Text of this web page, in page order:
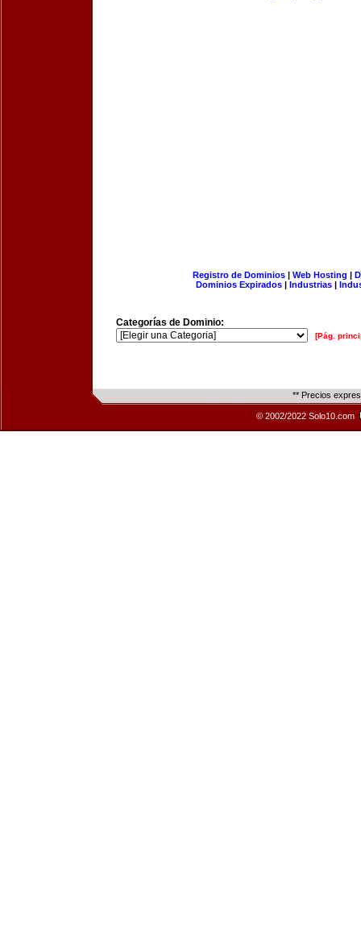
Registro de Dominios| Web Hosting |
Dominios Expirados | Industrias |
Categorías de Dominio:
[Pág.
** Precios
© 2002/2022 Solo10.com